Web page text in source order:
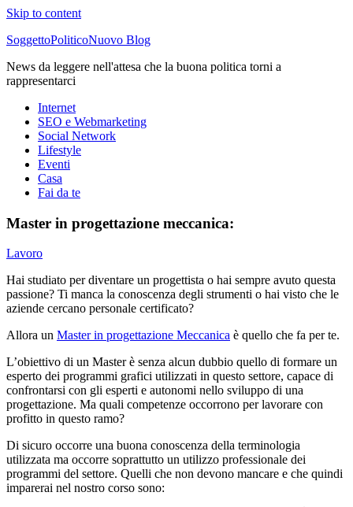
Skip to content
SoggettoPoliticoNuovo Blog
News da leggere nell'attesa che la buona politica torni a
rappresentarci
Internet
SEO e Webmarketing
Social Network
Lifestyle
Eventi
Casa
Fai da te
Master in progettazione meccanica:
Lavoro
Hai studiato per diventare un progettista o hai sempre avuto questa
passione? Ti manca la conoscenza degli strumenti o hai visto che le
aziende cercano personale certificato?
Allora un Master in progettazione Meccanica è quello che fa per te.
L’obiettivo di un Master è senza alcun dubbio quello di formare un
esperto dei programmi grafici utilizzati in questo settore, capace di
confrontarsi con gli esperti e autonomi nello sviluppo di una
progettazione. Ma quali competenze occorrono per lavorare con
profitto in questo ramo?
Di sicuro occorre una buona conoscenza della terminologia
utilizzata ma occorre soprattutto un utilizzo professionale dei
programmi del settore. Quelli che non devono mancare e che quindi
imparerai nel nostro corso sono: